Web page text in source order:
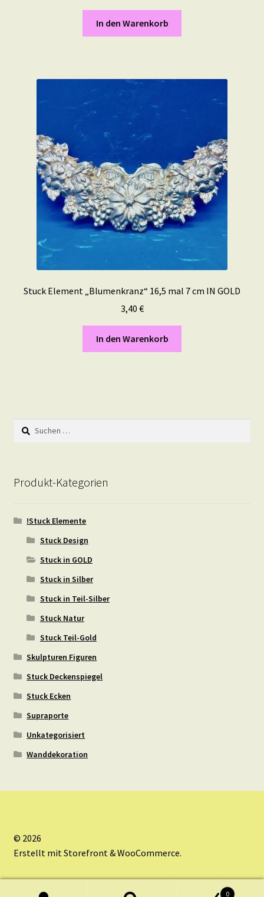
In den Warenkorb
Stuck Element „Blumenkranz“ 16,5 mal 7 cm IN GOLD
3,40 €
In den Warenkorb
Suchen
nach:
Produkt-Kategorien
!Stuck Elemente
Stuck Design
Stuck in GOLD
Stuck in Silber
Stuck in Teil-Silber
Stuck Natur
Stuck Teil-Gold
Skulpturen Figuren
Stuck Deckenspiegel
Stuck Ecken
Supraporte
Unkategorisiert
Wanddekoration
© 2026
Erstellt mit Storefront & WooCommerce.
0